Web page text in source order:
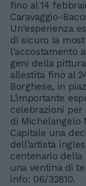
fino al 14
Caravaggio-
Un'esperienza
di sicuro la
l'accostamento
geni della
allestita fino al
Borghese, in
L'importante
celebrazioni per
di Michelangelo
Capitale una
dell'artista
centenario della
una ventina di
info: 06/32810.